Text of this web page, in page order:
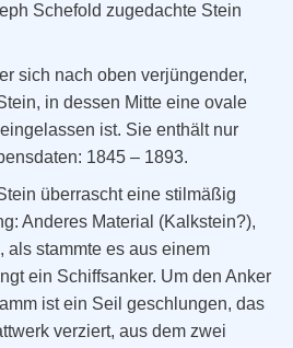
Schefold zugedachte Stein
sich nach oben verjüngender,
in dessen Mitte eine ovale
ist. Sie enthält nur
1845 – 1893.
überrascht eine stilmäßig
Anderes Material (Kalkstein?),
als stammte es aus einem
ein Schiffsanker. Um den Anker
ist ein Seil geschlungen, das
verziert, aus dem zwei